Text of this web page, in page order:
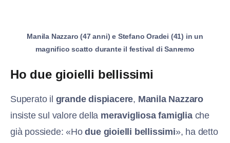
Manila Nazzaro (47 anni) e Stefano Oradei (41) in un
magnifico scatto durante il festival di Sanremo
Ho due gioielli bellissimi
Superato il grande dispiacere, Manila Nazzaro
insiste sul valore della meravigliosa famigliache
già possiede: «Hodue gioielli bellissimi», ha detto